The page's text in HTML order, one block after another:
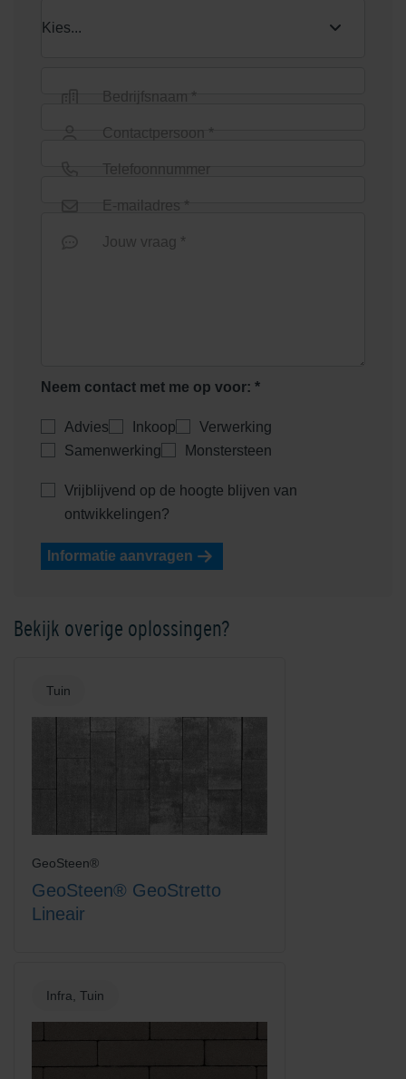
Bedrijfsnaam *
Contactpersoon *
Telefoonnummer
E-mailadres *
Jouw vraag *
Neem contact met me op voor: *
Advies Inkoop
Verwerking
Samenwerking
Monstersteen
Vrijblijvend op de hoogte blijven van
ontwikkelingen?
Informatie aanvragen
Bekijk overige oplossingen?
Tuin
GeoSteen®
GeoSteen® GeoStretto
Lineair
Infra, Tuin